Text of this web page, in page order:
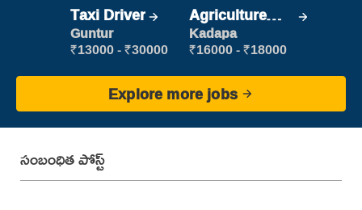
Taxi Driver
Guntur
₹13000 - ₹30000
Agriculture
Labour
Kadapa
₹16000 - ₹18000
Explore more jobs
సంబంధిత పోస్ట్